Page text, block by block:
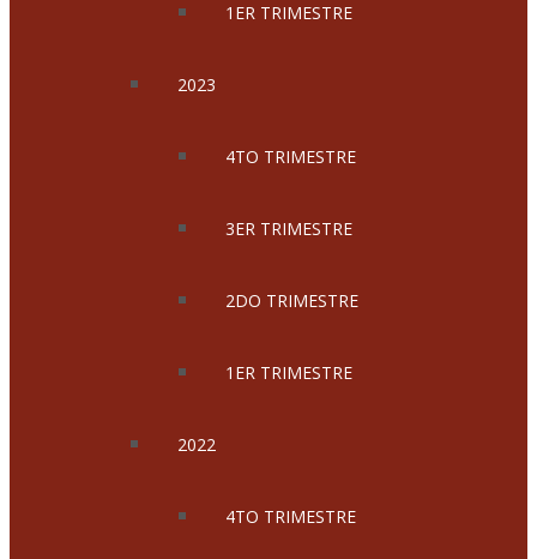
1ER TRIMESTRE
2023
4TO TRIMESTRE
3ER TRIMESTRE
2DO TRIMESTRE
1ER TRIMESTRE
2022
4TO TRIMESTRE